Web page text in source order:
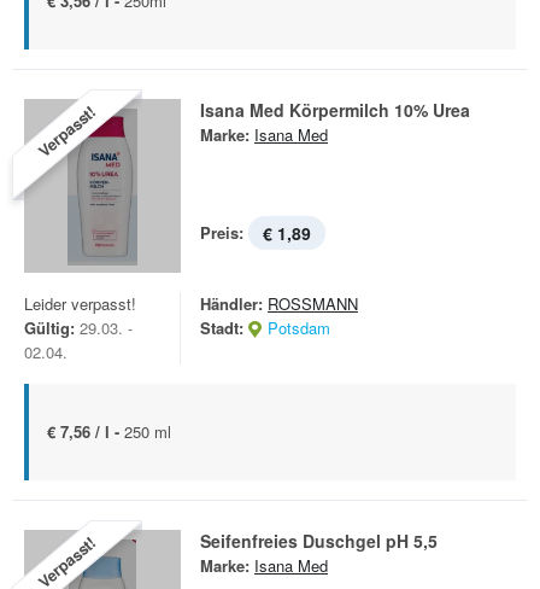
Verpasst! Isana Med Körpermilch 10% Urea
Marke: Isana Med
Preis: € 1,89
Leider verpasst!
Gültig: 29.03. -
02.04.
Händler: ROSSMANN
Stadt:
Potsdam
€ 7,56 / l - 250 ml
Verpasst! Seifenfreies Duschgel pH 5,5
Marke: Isana Med